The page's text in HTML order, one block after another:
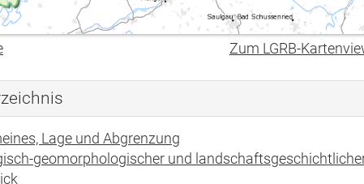
Zum LGRB-
Lage und Abgrenzung
geomorphologischer und